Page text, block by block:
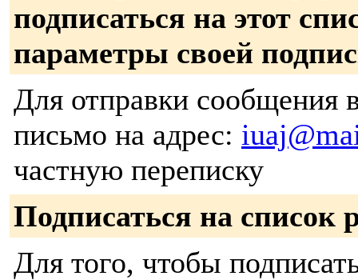
подписаться на этот
параметры своей
Для отправки сообщения
письмо на адрес:
частную переписку
Подписаться на
Для того, чтобы